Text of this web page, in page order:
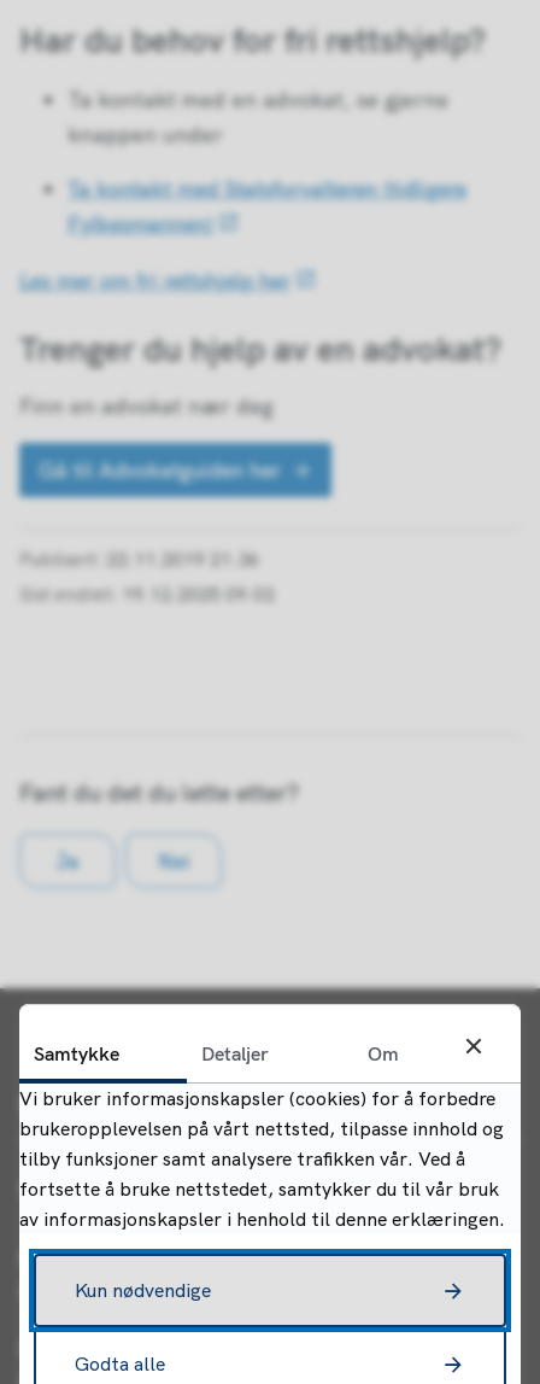
Har du behov for fri rettshjelp?
Ta kontakt med en advokat, se gjerne
knappen under
Ta kontakt med Statsforvalteren (tidligere
Fylkesmannen)
Les mer om fri rettshjelp her
Trenger du hjelp av en advokat?
Finn en advokat nær deg
Gå til Advokatguiden her
Publisert
22.11.2019 21.36
Sist endret
19.12.2025 09.02
Fant du det du lette etter?
Ja Nei
Kontakt oss
Indre Østfold kommune
Postadresse:
Postboks 34, 1861 Trøgstad
Samtykke Detaljer
Om
Vi bruker informasjonskapsler (cookies) for å forbedre
brukeropplevelsen på vårt nettsted, tilpasse innhold og
tilby funksjoner samt analysere trafikken vår. Ved å
fortsette å bruke nettstedet, samtykker du til vår bruk
av informasjonskapsler i henhold til denne erklæringen.
Kun nødvendige
Godta alle